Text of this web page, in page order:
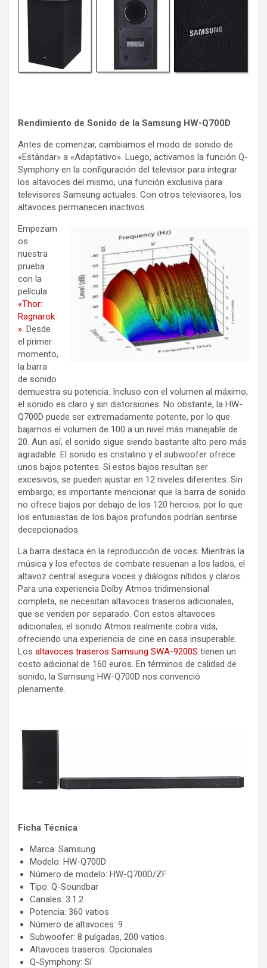
Rendimiento de Sonido de la Samsung HW-Q700D
Antes de comenzar, cambiamos el modo de sonido de
«Estándar» a «Adaptativo». Luego, activamos la función Q-
Symphony en la configuración del televisor para integrar
los altavoces del mismo, una función exclusiva para
televisores Samsung actuales. Con otros televisores, los
altavoces permanecen inactivos.
Empezam
os
nuestra
prueba
con la
película
«Thor:
Ragnarok
». Desde
el primer
momento,
la barra
de sonido
demuestra su potencia. Incluso con el volumen al máximo,
el sonido es claro y sin distorsiones. No obstante, la HW-
Q700D puede ser extremadamente potente, por lo que
bajamos el volumen de 100 a un nivel más manejable de
20. Aun así, el sonido sigue siendo bastante alto pero más
agradable. El sonido es cristalino y el subwoofer ofrece
unos bajos potentes. Si estos bajos resultan ser
excesivos, se pueden ajustar en 12 niveles diferentes. Sin
embargo, es importante mencionar que la barra de sonido
no ofrece bajos por debajo de los 120 hercios, por lo que
los entusiastas de los bajos profundos podrían sentirse
decepcionados.
La barra destaca en la reproducción de voces. Mientras la
música y los efectos de combate resuenan a los lados, el
altavoz central asegura voces y diálogos nítidos y claros.
Para una experiencia Dolby Atmos tridimensional
completa, se necesitan altavoces traseros adicionales,
que se venden por separado. Con estos altavoces
adicionales, el sonido Atmos realmente cobra vida,
ofreciendo una experiencia de cine en casa insuperable.
Los altavoces traseros Samsung SWA-9200S tienen un
costo adicional de 160 euros. En términos de calidad de
sonido, la Samsung HW-Q700D nos convenció
plenamente.
Ficha Técnica
Marca: Samsung
Modelo: HW-Q700D
Número de modelo: HW-Q700D/ZF
Tipo: Q-Soundbar
Canales: 3.1.2
Potencia: 360 vatios
Número de altavoces: 9
Subwoofer: 8 pulgadas, 200 vatios
Altavoces traseros: Opcionales
Q-Symphony: Sí